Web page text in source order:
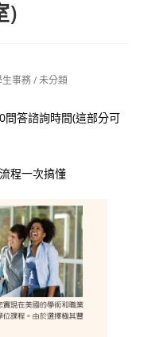
)
生事務/未分類
答諮詢時間(這部分可
程一次搞懂